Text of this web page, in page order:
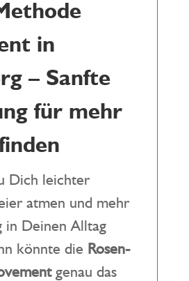
in
– Sanfte
für mehr
Dich leichter
atmen und mehr
in Deinen Alltag
könnte die Rosen-
genau das